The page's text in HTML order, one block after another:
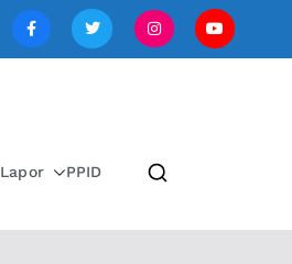
Lapor PPID